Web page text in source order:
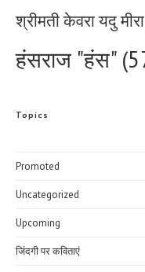
श्रीमती केवरा यदु मीरा
हंसराज "हंस"
Topics
Promoted
Uncategorized
Upcoming
जिंदगी पर कविताएं